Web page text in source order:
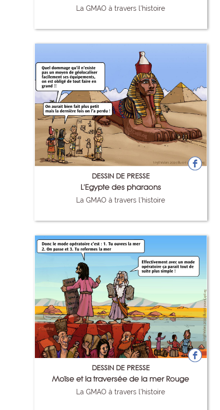
La GMAO à travers l'histoire
DESSIN DE PRESSE
L'Egypte des pharaons
La GMAO à travers l'histoire
DESSIN DE PRESSE
Moïse et la traversée de la mer Rouge
La GMAO à travers l'histoire